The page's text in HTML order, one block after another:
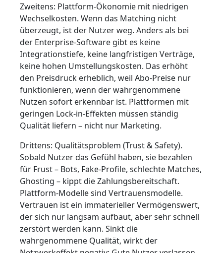
Zweitens: Plattform-Ökonomie mit niedrigen
Wechselkosten. Wenn das Matching nicht
überzeugt, ist der Nutzer weg. Anders als bei
der Enterprise-Software gibt es keine
Integrationstiefe, keine langfristigen Verträge,
keine hohen Umstellungskosten. Das erhöht
den Preisdruck erheblich, weil Abo-Preise nur
funktionieren, wenn der wahrgenommene
Nutzen sofort erkennbar ist. Plattformen mit
geringen Lock-in-Effekten müssen ständig
Qualität liefern – nicht nur Marketing.
Drittens: Qualitätsproblem (Trust & Safety).
Sobald Nutzer das Gefühl haben, sie bezahlen
für Frust – Bots, Fake-Profile, schlechte Matches,
Ghosting – kippt die Zahlungsbereitschaft.
Plattform-Modelle sind Vertrauensmodelle.
Vertrauen ist ein immaterieller Vermögenswert,
der sich nur langsam aufbaut, aber sehr schnell
zerstört werden kann. Sinkt die
wahrgenommene Qualität, wirkt der